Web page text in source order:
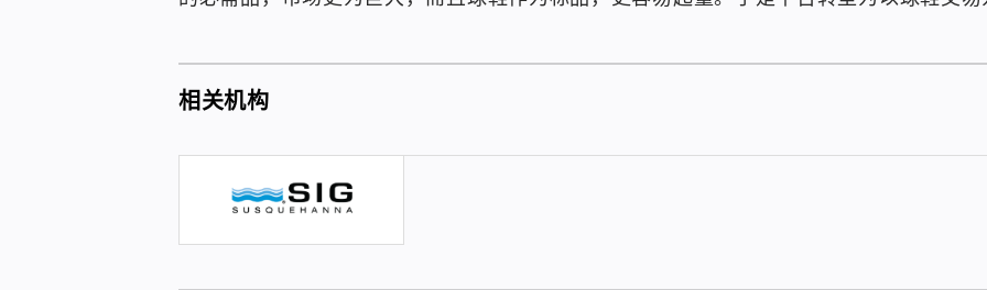
相关机构